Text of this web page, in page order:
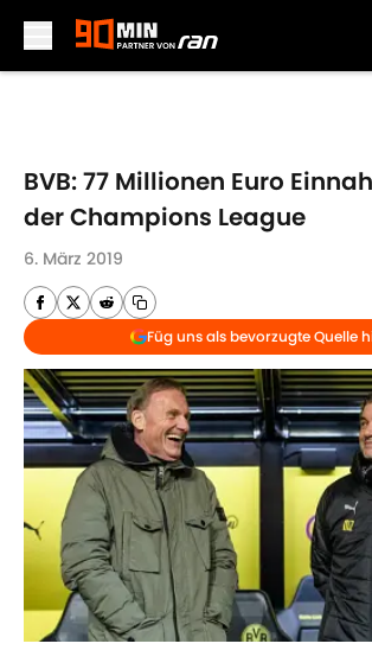
BVB: 77 Millionen Euro
der Champions League
6. März 2019
Füg uns als bevorzugte Quelle